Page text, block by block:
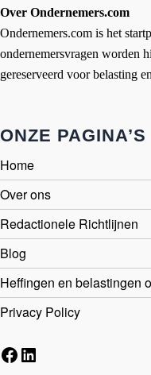
Over Ondernemers.com
Ondernemers.com is het
ondernemersvragen worden
gereserveerd voor belasting
ONZE PAGINA’S
Home
Over ons
Redactionele Richtlijnen
Blog
Heffingen en belastingen
Privacy Policy
Facebook
LinkedIn